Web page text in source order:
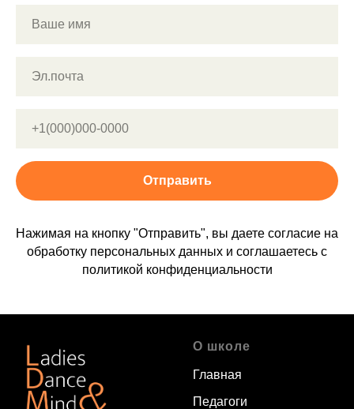
+7
Отправить
Нажимая на кнопку "Отправить", вы даете согласие на
обработку персональных данных и соглашаетесь c
политикой конфиденциальности
О школе
Главная
Педагоги